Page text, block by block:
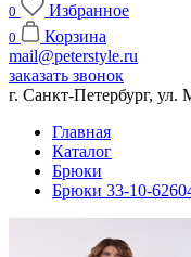
0 Избранное
0
Корзина
mail@peterstyle.ru
заказать звонок
г. Санкт-Петербург, ул.
Главная
Каталог
Брюки
Брюки 33-10-